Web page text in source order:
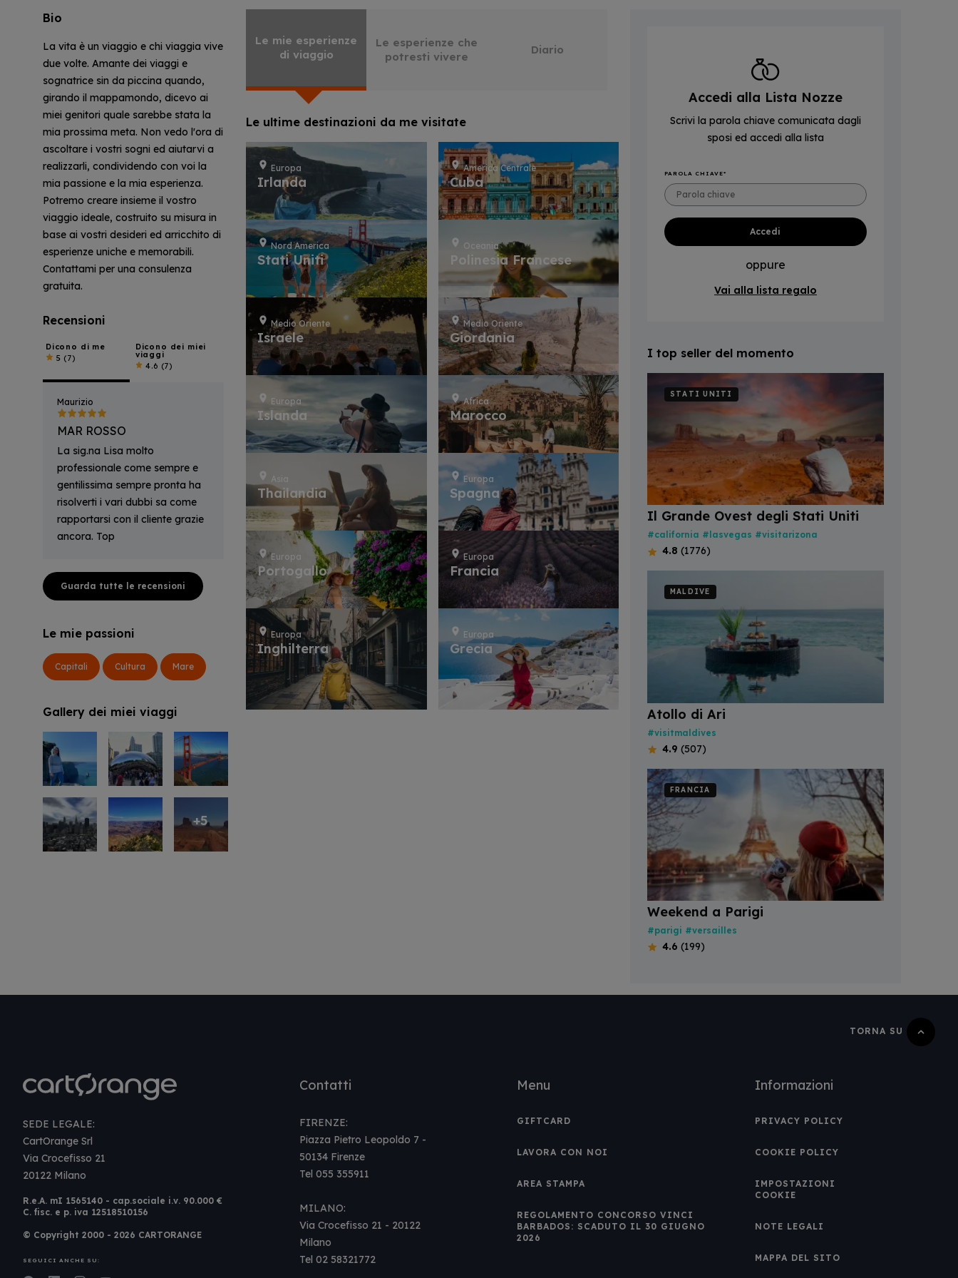
Bio
La vita è un viaggio e chi viaggia vive
due volte. Amante dei viaggi e
sognatrice sin da piccina quando,
girando il mappamondo, dicevo ai
miei genitori quale sarebbe stata la
mia prossima meta. Non vedo l'ora di
ascoltare i vostri sogni ed aiutarvi a
realizzarli, condividendo con voi la
mia passione e la mia esperienza.
Potremo creare insieme il vostro
viaggio ideale, costruito su misura in
base ai vostri desideri ed arricchito di
esperienze uniche e memorabili.
Contattami per una consulenza
gratuita.
Recensioni
Dicono di me
5 (7)
Dicono dei miei
viaggi
4.6 (7)
Maurizio
MAR ROSSO
La sig.na Lisa molto
professionale come sempre e
gentilissima sempre pronta ha
risolverti i vari dubbi sa come
rapportarsi con il cliente grazie
ancora. Top
Guarda tutte le recensioni
Le mie passioni
Capitali Cultura Mare
Gallery dei miei viaggi
+5
Le mie esperienze
di viaggio
Le esperienze che
potresti vivere
Diario
Le ultime destinazioni da me visitate
Europa
Irlanda
America Centrale
Cuba
Nord America
Stati Uniti
Oceania
Polinesia Francese
Medio Oriente
Israele
Medio Oriente
Giordania
Europa
Islanda
Africa
Marocco
Asia
Thailandia
Europa
Spagna
Europa
Portogallo
Europa
Francia
Europa
Inghilterra
Europa
Grecia
Accedi alla Lista Nozze
Scrivi la parola chiave comunicata dagli
sposi ed accedi alla lista
PAROLA CHIAVE
oppure
Vai alla lista regalo
I top seller del momento
STATI UNITI
Il Grande Ovest degli Stati Uniti
#california #lasvegas #visitarizona
4.8 (1776)
MALDIVE
Atollo di Ari
#visitmaldives
4.9 (507)
FRANCIA
Weekend a Parigi
#parigi #versailles
4.6 (199)
TORNA SU
Menu
GIFTCARD
LAVORA CON NOI
AREA STAMPA
REGOLAMENTO CONCORSO VINCI
BARBADOS: SCADUTO IL 30 GIUGNO
2026
Informazioni
PRIVACY POLICY
COOKIE POLICY
IMPOSTAZIONI
COOKIE
NOTE LEGALI
MAPPA DEL SITO
SEDE LEGALE:
CartOrange Srl
Via Crocefisso 21
20122 Milano
R.e.A. mI 1565140 - cap.sociale i.v. 90.000 €
C. fisc. e p. iva 12518510156
© Copyright 2000 - 2026 CARTORANGE
SEGUICI ANCHE SU:
Contatti
FIRENZE:
Piazza Pietro Leopoldo 7 -
50134 Firenze
Tel 055 355911
MILANO:
Via Crocefisso 21 - 20122
Milano
Tel 02 58321772